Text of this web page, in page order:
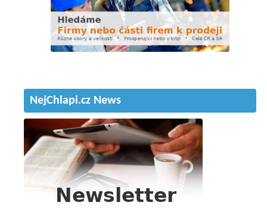
NejChlapi.cz News